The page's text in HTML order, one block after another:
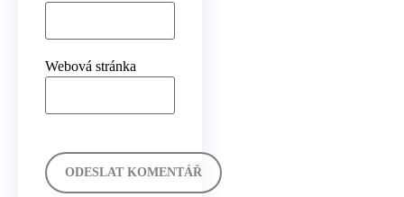
Webová stránka